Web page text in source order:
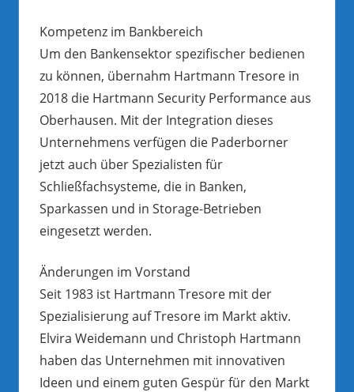
Kompetenz im Bankbereich
Um den Bankensektor spezifischer bedienen
zu können, übernahm Hartmann Tresore in
2018 die Hartmann Security Performance aus
Oberhausen. Mit der Integration dieses
Unternehmens verfügen die Paderborner
jetzt auch über Spezialisten für
Schließfachsysteme, die in Banken,
Sparkassen und in Storage-Betrieben
eingesetzt werden.
Änderungen im Vorstand
Seit 1983 ist Hartmann Tresore mit der
Spezialisierung auf Tresore im Markt aktiv.
Elvira Weidemann und Christoph Hartmann
haben das Unternehmen mit innovativen
Ideen und einem guten Gespür für den Markt